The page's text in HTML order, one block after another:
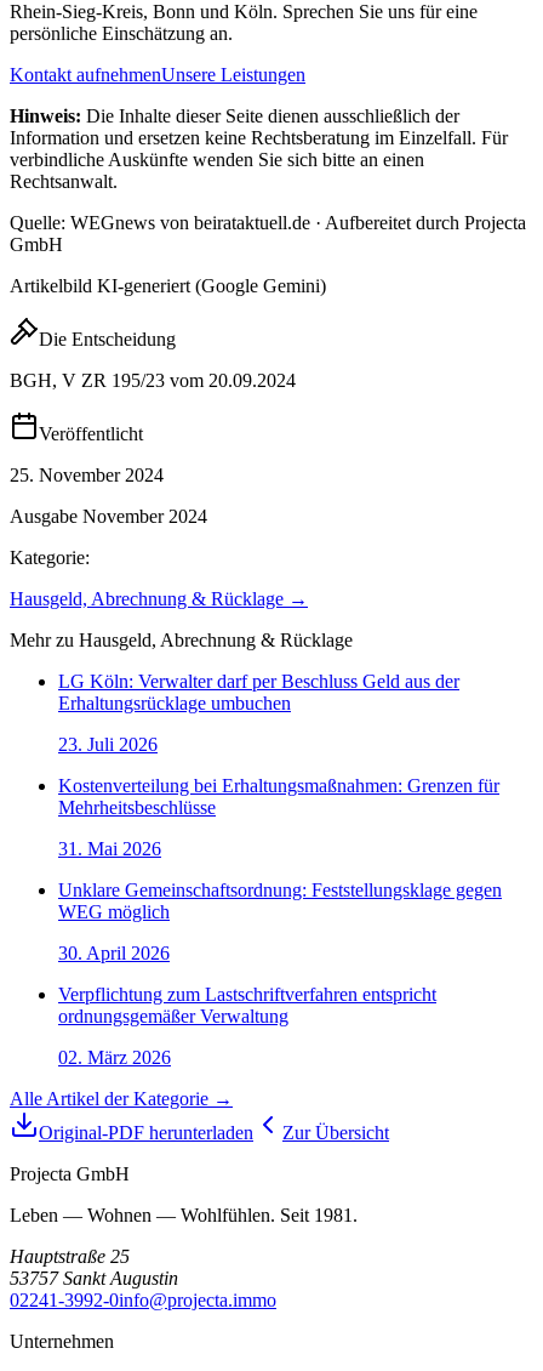
Rhein-Sieg-Kreis, Bonn und Köln. Sprechen Sie uns für eine
persönliche Einschätzung an.
Kontakt aufnehmenUnsere Leistungen
Hinweis: Die Inhalte dieser Seite dienen ausschließlich der
Information und ersetzen keine Rechtsberatung im Einzelfall. Für
verbindliche Auskünfte wenden Sie sich bitte an einen
Rechtsanwalt.
Quelle: WEGnews von beirataktuell.de · Aufbereitet durch Projecta
GmbH
Artikelbild KI-generiert (Google Gemini)
Die Entscheidung
BGH, V ZR 195/23 vom 20.09.2024
Veröffentlicht
25. November 2024
Ausgabe November 2024
Kategorie:
Hausgeld, Abrechnung & Rücklage →
Mehr zu Hausgeld, Abrechnung & Rücklage
LG Köln: Verwalter darf per Beschluss Geld aus der
Erhaltungsrücklage umbuchen
23. Juli 2026
Kostenverteilung bei Erhaltungsmaßnahmen: Grenzen für
Mehrheitsbeschlüsse
31. Mai 2026
Unklare Gemeinschaftsordnung: Feststellungsklage gegen
WEG möglich
30. April 2026
Verpflichtung zum Lastschriftverfahren entspricht
ordnungsgemäßer Verwaltung
02. März 2026
Alle Artikel der Kategorie →
Original-PDF herunterladen
Zur Übersicht
Projecta GmbH
Leben — Wohnen — Wohlfühlen. Seit 1981.
Hauptstraße 25
53757 Sankt Augustin
02241-3992-0info@projecta.immo
Unternehmen